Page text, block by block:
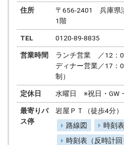
住所
〒656-2401 兵庫県
1階
TEL 0120-89-8835
営業時間
ランチ営業 ／12：
ディナー営業／17：
制）
定休日 水曜日 ※祝日・GW
最寄りバ
ス停
岩屋ＰＴ（徒歩4分）
路線図
時刻
時刻表（反時計回